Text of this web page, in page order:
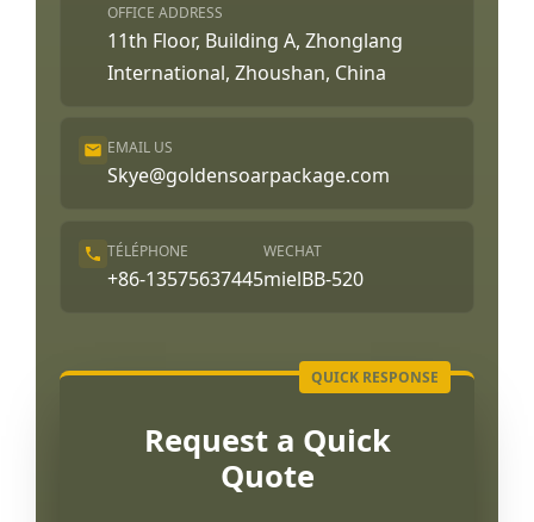
OFFICE ADDRESS
11th Floor, Building A, Zhonglang
International, Zhoushan, China
EMAIL US
Skye@goldensoarpackage.com
TÉLÉPHONE
+86-13575637445
WECHAT
mielBB-520
Request a Quick
Quote